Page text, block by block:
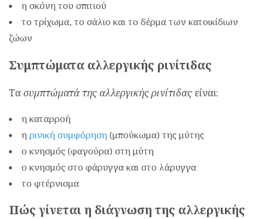
η σκόνη του σπιτιού
το τρίχωμα, το σάλιο και το δέρμα των κατοικίδιων
ζώων
Συμπτώματα αλλεργικής ρινίτιδας
Τασυμπτώματά της αλλεργικής ρινίτιδας είναι:
η καταρροή
η ρινική συμφόρηση (μπούκωμα) της μύτης
ο κνησμός (φαγούρα) στη μύτη
ο κνησμός στο φάρυγγα και στο λάρυγγα
το φτέρνισμα
Πώς γίνεται η διάγνωση της αλλεργικής